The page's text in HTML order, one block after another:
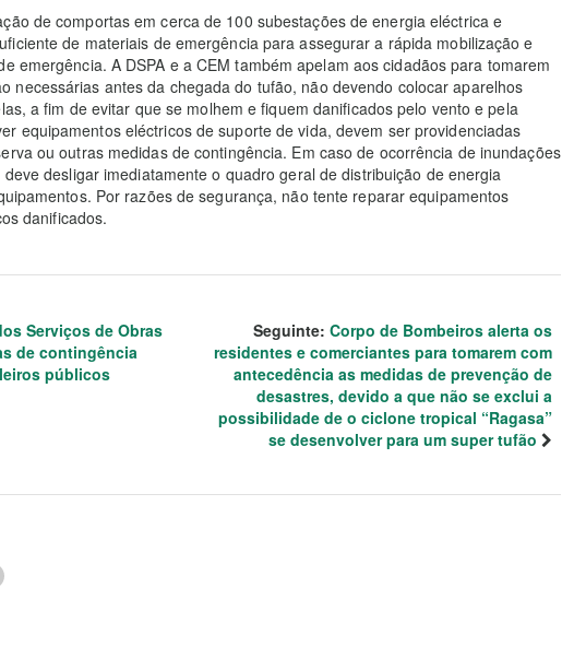
de comportas em cerca de 100 subestações de energia eléctrica e
de materiais de emergência para assegurar a rápida mobilização e
emergência. A DSPA e a CEM também apelam aos cidadãos para tomarem
necessárias antes da chegada do tufão, não devendo colocar aparelhos
a fim de evitar que se molhem e fiquem danificados pelo vento e pela
equipamentos eléctricos de suporte de vida, devem ser providenciadas
ou outras medidas de contingência. Em caso de ocorrência de inundações
desligar imediatamente o quadro geral de distribuição de energia
Por razões de segurança, não tente reparar equipamentos
danificados.
Serviços de Obras
de contingência
públicos
Seguinte: Corpo de Bombeiros alerta os
residentes e comerciantes para tomarem com
antecedência as medidas de prevenção de
desastres, devido a que não se exclui a
possibilidade de o ciclone tropical “Ragasa”
se desenvolver para um super tufão